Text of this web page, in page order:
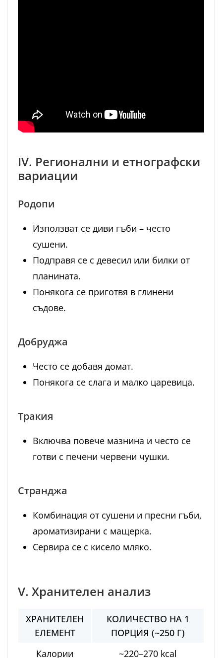
IV. Регионални и етнографски
вариации
Родопи
Използват се диви гъби – често
сушени.
Подправя се с девесил или билки от
планината.
Понякога се приготвя в глинени
съдове.
Добруджа
Често се добавя домат.
Понякога се слага и малко царевица.
Тракия
Включва повече мазнина и често се
готви с печени червени чушки.
Странджа
Комбинация от сушени и пресни гъби,
ароматизирани с мащерка.
Сервира се с кисело мляко.
V. Хранителен анализ
ХРАНИТЕЛЕН
ЕЛЕМЕНТ
КОЛИЧЕСТВО НА 1
ПОРЦИЯ (~250 Г)
Калории
~220–270 kcal